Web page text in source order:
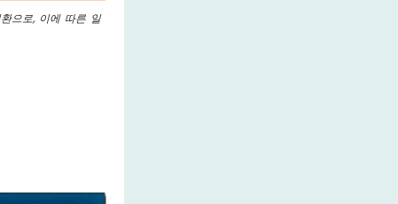
으로, 이에 따른 일